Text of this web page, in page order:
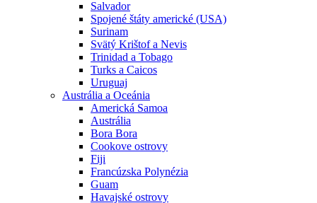
Salvador
Spojené štáty americké (USA)
Surinam
Svätý Krištof a Nevis
Trinidad a Tobago
Turks a Caicos
Uruguaj
Austrália a Oceánia
Americká Samoa
Austrália
Bora Bora
Cookove ostrovy
Fiji
Francúzska Polynézia
Guam
Havajské ostrovy